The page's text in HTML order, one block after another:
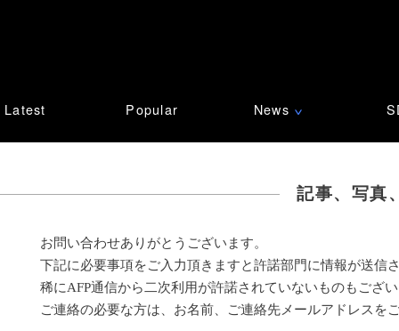
Latest Popular News ∨
記事、写真
お問い合わせありがとうございます。
下記に必要事項をご入力頂きますと許諾部門に情報が送信
稀にAFP通信から二次利用が許諾されていないものもござ
ご連絡の必要な方は、お名前、ご連絡先メールアドレスを